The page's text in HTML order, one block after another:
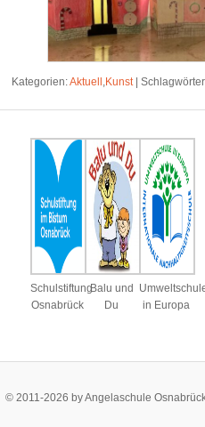
Kategorien:Aktuell ,Kunst |
Schulstiftung
Osnabrück
Balu und
Du
in Europa
© 2011-2026 by Angelaschule